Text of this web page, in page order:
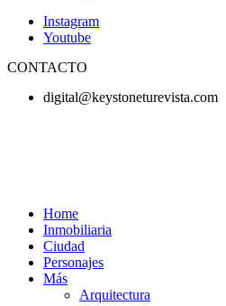
Instagram
Youtube
CONTACTO
digital@keystoneturevista.com
Home
Inmobiliaria
Ciudad
Personajes
Más
Arquitectura